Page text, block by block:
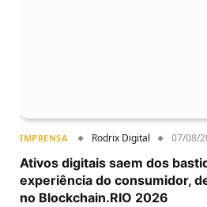
IMPRENSA Rodrix Digital 07/08/
Ativos digitais saem dos
experiência do consumidor,
no Blockchain.RIO 2026